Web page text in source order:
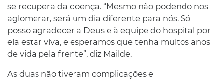
se recupera da doença. “Mesmo não podendo nos
aglomerar, será um dia diferente para nós. Só
posso agradecer a Deus e à equipe do hospital por
ela estar viva, e esperamos que tenha muitos anos
de vida pela frente”, diz Mailde.
As duas não tiveram complicações e